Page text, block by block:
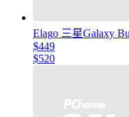
Elago 三星Galaxy
$449
$520